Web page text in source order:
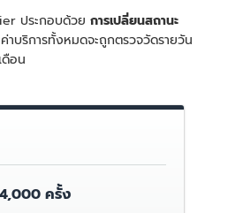
ประกอบด้วย การเปลี่ยนสถานะ
ค่าบริการทั้งหมดจะถูกตรวจวัดรายวัน
ดือน
ครั้ง